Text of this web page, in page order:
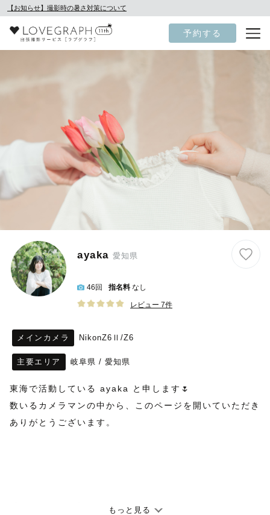
【お知らせ】撮影時の暑さ対策について
予約する
ayaka 愛知県
46回 指名料 なし
レビュー 7件
メインカメラ NikonZ6Ⅱ/Z6
主要エリア 岐阜県 / 愛知県
東海で活動している ayaka と申します🌷
数いるカメラマンの中から、このページを開いていただき
ありがとうございます。
もっと見る